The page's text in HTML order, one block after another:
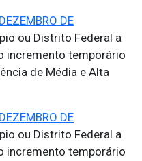
DE
ou Distrito Federal a
incremento temporário
de Média e Alta
DE
ou Distrito Federal a
incremento temporário